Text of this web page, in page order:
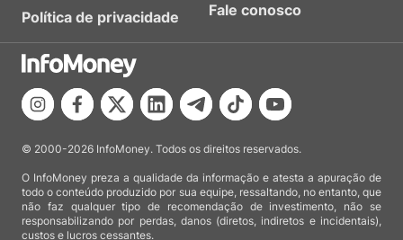
Política de privacidade
Fale conosco
© 2000-2026 InfoMoney. Todos os direitos reservados.
O InfoMoney preza a qualidade da informação e atesta a apuração de
todo o conteúdo produzido por sua equipe, ressaltando, no entanto, que
não faz qualquer tipo de recomendação de investimento, não se
responsabilizando por perdas, danos (diretos, indiretos e incidentais),
custos e lucros cessantes.